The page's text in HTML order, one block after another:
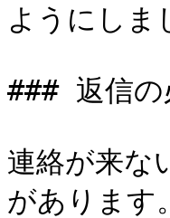
ようにしま
### 返信の
連絡が来な
があります。